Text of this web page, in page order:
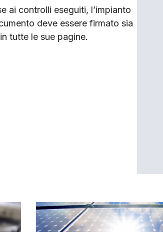
ai controlli eseguiti, l’impianto
deve essere firmato sia
tutte le sue pagine.